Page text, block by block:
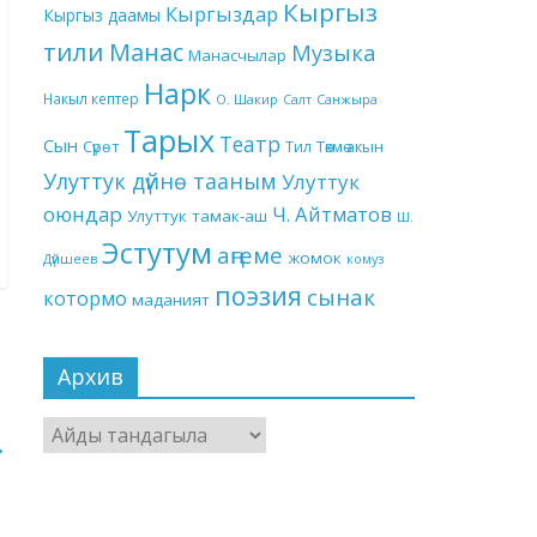
Кыргыз даамы Кыргыздар Кыргыз
тили Манас Манасчылар Музыка
Накыл кептер Нарк О. Шакир Салт Санжыра
Сын Сүрөт Тарых Театр Тил Төкмө акын
Улуттук дүйнө тааным Улуттук
оюндар Улуттук тамак-аш Ч. Айтматов Ш.
Дүйшеев Эстутум аңгеме жомок комуз
котормо маданият поэзия сынак
Архив
Архив